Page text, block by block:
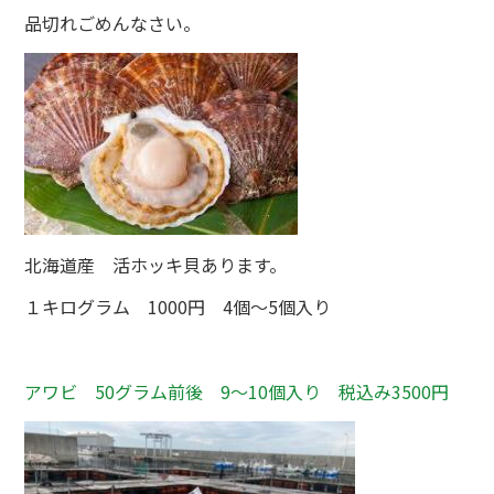
品切れごめんなさい。
北海道産 活ホッキ貝あります。
１キログラム 1000円 4個～5個入り
アワビ 50グラム前後 9～10個入り 税込み3500円